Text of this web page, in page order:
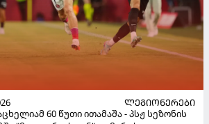
ᲚᲔᲒᲘᲝᲜᲔᲠᲔᲑᲘ
60 წუთი ითამაშა - პსჟ სეზონის